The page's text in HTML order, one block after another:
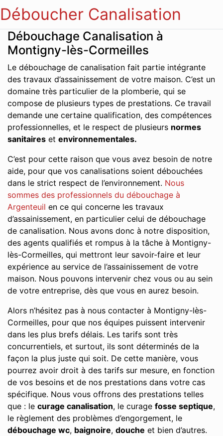
Déboucher Canalisation
Débouchage Canalisation à
Montigny-lès-Cormeilles
Le débouchage de canalisation fait partie intégrante
des travaux d’assainissement de votre maison. C’est un
domaine très particulier de la plomberie, qui se
compose de plusieurs types de prestations. Ce travail
demande une certaine qualification, des compétences
professionnelles, et le respect de plusieurs normes
sanitaires et environnementales.
C’est pour cette raison que vous avez besoin de notre
aide, pour que vos canalisations soient débouchées
dans le strict respect de l’environnement. Nous
sommes des professionnels du débouchage à
Argenteuil en ce qui concerne les travaux
d’assainissement, en particulier celui de débouchage
de canalisation. Nous avons donc à notre disposition,
des agents qualifiés et rompus à la tâche à Montigny-
lès-Cormeilles, qui mettront leur savoir-faire et leur
expérience au service de l’assainissement de votre
maison. Nous pouvons intervenir chez vous ou au sein
de votre entreprise, dès que vous en aurez besoin.
Alors n’hésitez pas à nous contacter à Montigny-lès-
Cormeilles, pour que nos équipes puissent intervenir
dans les plus brefs délais. Les tarifs sont très
concurrentiels, et surtout, ils sont déterminés de la
façon la plus juste qui soit. De cette manière, vous
pourrez avoir droit à des tarifs sur mesure, en fonction
de vos besoins et de nos prestations dans votre cas
spécifique. Nous vous offrons des prestations telles
que : le curage canalisation, le curage fosse septique,
le règlement des problèmes d’engorgement, le
débouchage wc, baignoire, douche et bien d’autres.